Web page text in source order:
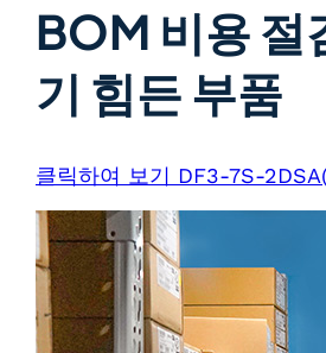
BOM 비용 절
기 힘든 부품
클릭하여 보기 DF3-7S-